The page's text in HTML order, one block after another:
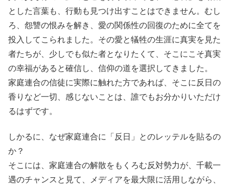
とした言葉も、行動も見つけ出すことはできません。むし
ろ、怨讐の恨みを解き、愛の関係性の回復のために全てを
投入してこられました。その愛と犠牲の生涯に真実を見た
者たちが、少しでも似た者となりたくて、そこにこそ真実
の幸福があると確信し、信仰の道を選択してきました。
家庭連合の信徒に実際に触れた方であれば、そこに反日の
香りなど一切、感じないことは、誰でもお分かりいただけ
るはずです。
しかるに、なぜ家庭連合に「反日」とのレッテルを貼るの
か？
そこには、家庭連合の解散をもくろむ反対勢力が、千載一
遇のチャンスと見て、メディアを最大限に活用しながら、